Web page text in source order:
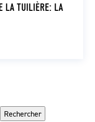
LA TUILIÈRE: LA
Rechercher